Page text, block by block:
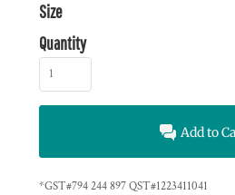
Size
Quantity
Add to
*GST#794 244 897 QST#1223411041